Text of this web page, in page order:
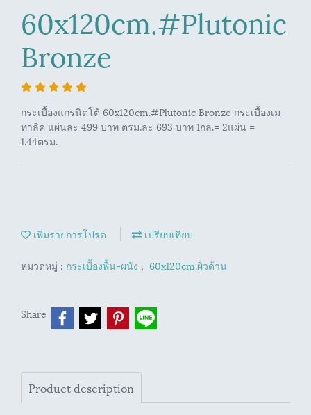
60x120cm.#Plutonic
Bronze
กระเบื้องแกรนิตโต้ 60x120cm.#Plutonic Bronze กระเบื้องเม
ทาลิค แผ่นละ 499 บาท ตรม.ละ 693 บาท 1กล.= 2แผ่น =
1.44ตรม.
เพิ่มรายการโปรด เปรียบเทียบ
หมวดหมู่ : กระเบื้องพื้น-ผนัง , 60x120cm.ผิวด้าน
Share
Product description